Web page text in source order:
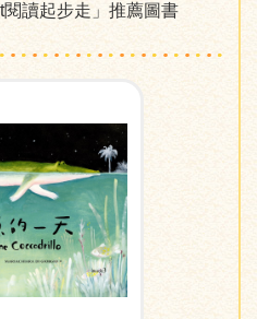
讀起步走」推薦圖書